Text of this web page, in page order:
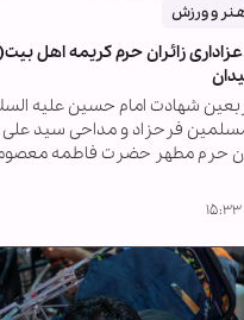
و ورزش
زائران حرم کریمه اهل
شهادت امام حسین علیه
فرحزاد و مداحی سید علی
حرم مطهر حضرت فاطمه معصومه